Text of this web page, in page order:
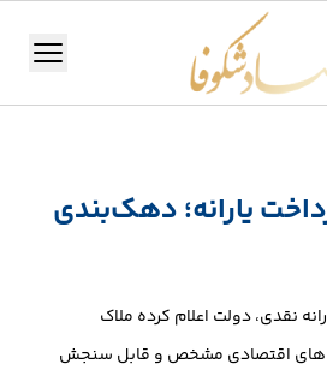
جستجو
منو
یارانه؛ دهک‌بندی
نقدی، دولت اعلام کرده ملاک
اقتصادی مشخص و قابل سنجش